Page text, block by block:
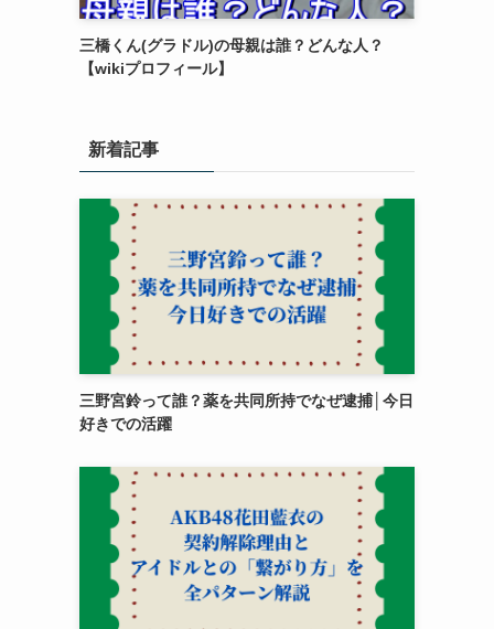
三橋くん(グラドル)の母親は誰？どんな人？
【wikiプロフィール】
新着記事
三野宮鈴って誰？薬を共同所持でなぜ逮捕│今日
好きでの活躍